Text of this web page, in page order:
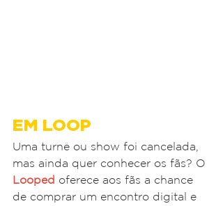
EM LOOP
Uma turnê ou show foi cancelada,
mas ainda quer conhecer os fãs? O
Looped oferece aos fãs a chance
de comprar um encontro digital e